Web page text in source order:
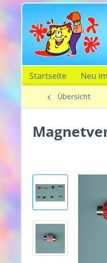
Startseite Neu
Übersicht